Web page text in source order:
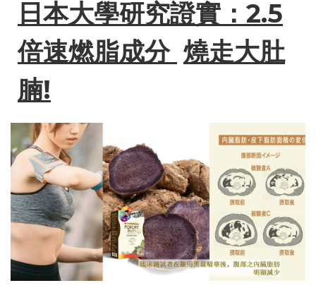
日本大學研究證實： 2.5
倍速燃脂成分 燒走大肚
腩!